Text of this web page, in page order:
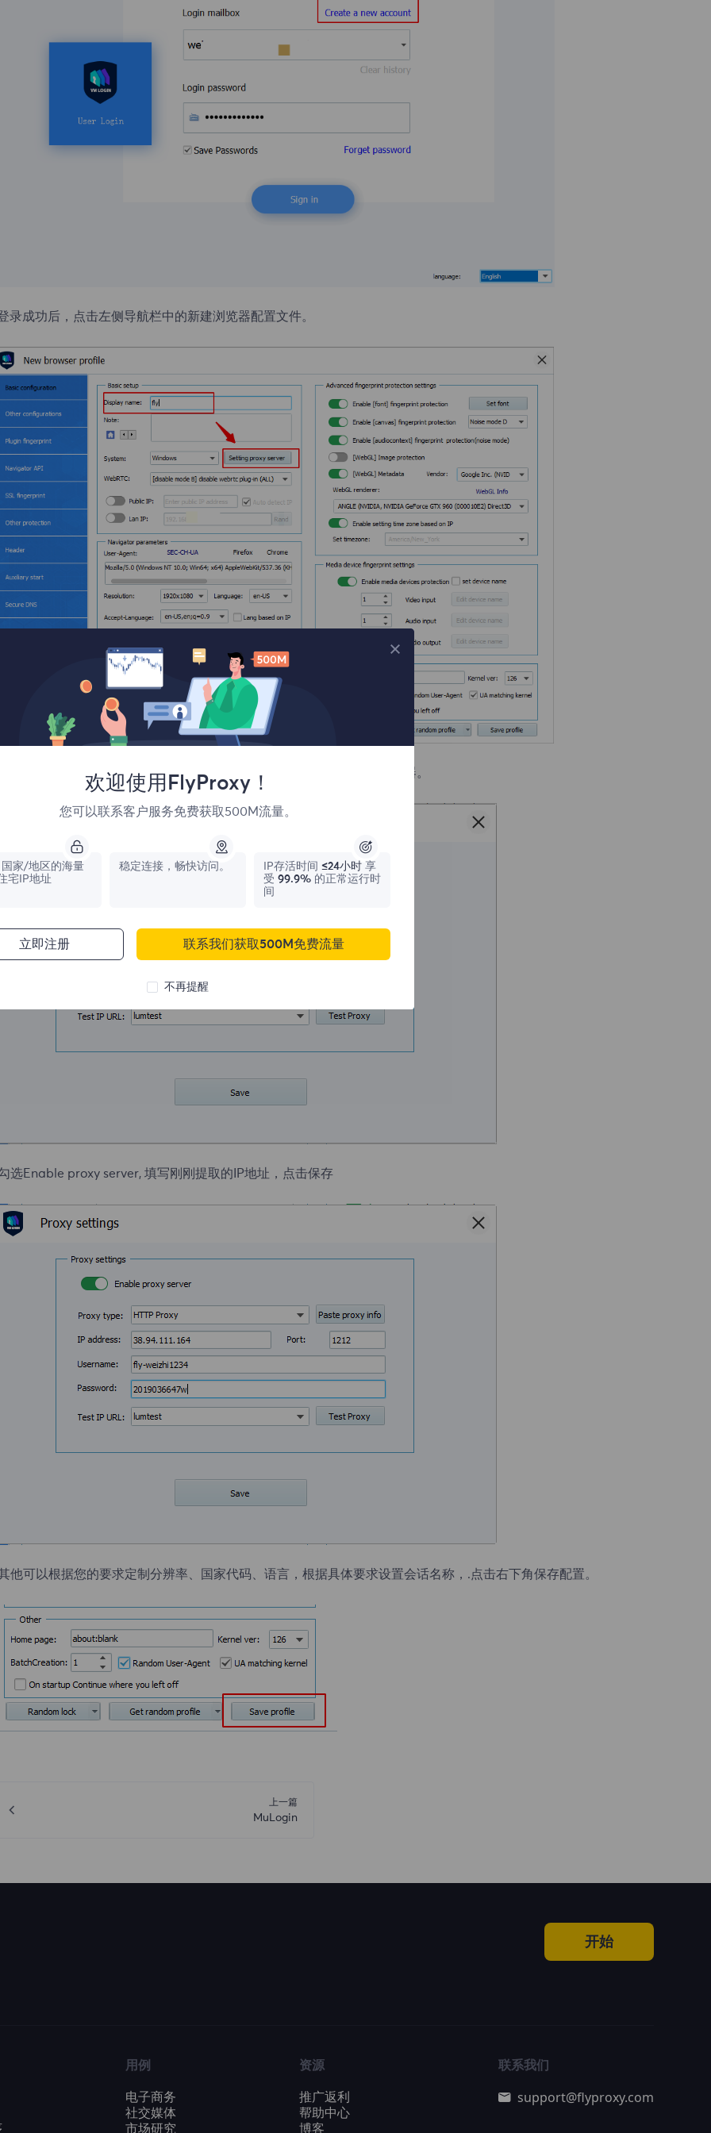
录成功后，点击左侧导航栏中的新建浏览器配置文件。
您想要的显示名称添加到新的浏览器配置文件页面，点击设置代理服务器。
选Enable proxy server, 填写刚刚提取的IP地址，点击保存
他可以根据您的要求定制分辨率、国家代码、语言，根据具体要求设置会话名称，.点击右下角保存配置。
上一篇
MuLogin
开始
用例
电子商务
社交媒体
市场研究
资源
推广返利
帮助中心
博客
联系我们
support@flyproxy.com
欢迎使用FlyProxy！
您可以联系客户服务免费获取500M流量。
家/地区的海量
宅IP地址
稳定连接，畅快访问。 IP存活时间 ≤24小时 享
受 99.9% 的正常运行时
间
立即注册 联系我们获取500M免费流量
不再提醒